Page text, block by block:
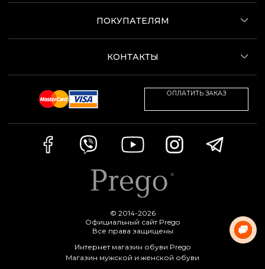
ПОКУПАТЕЛЯМ
КОНТАКТЫ
ОПЛАТИТЬ ЗАКАЗ
© 2014-2026
Официальный сайт Prego
Все права защищены
Интернет магазин обуви Prego
Магазин мужской и женской обуви